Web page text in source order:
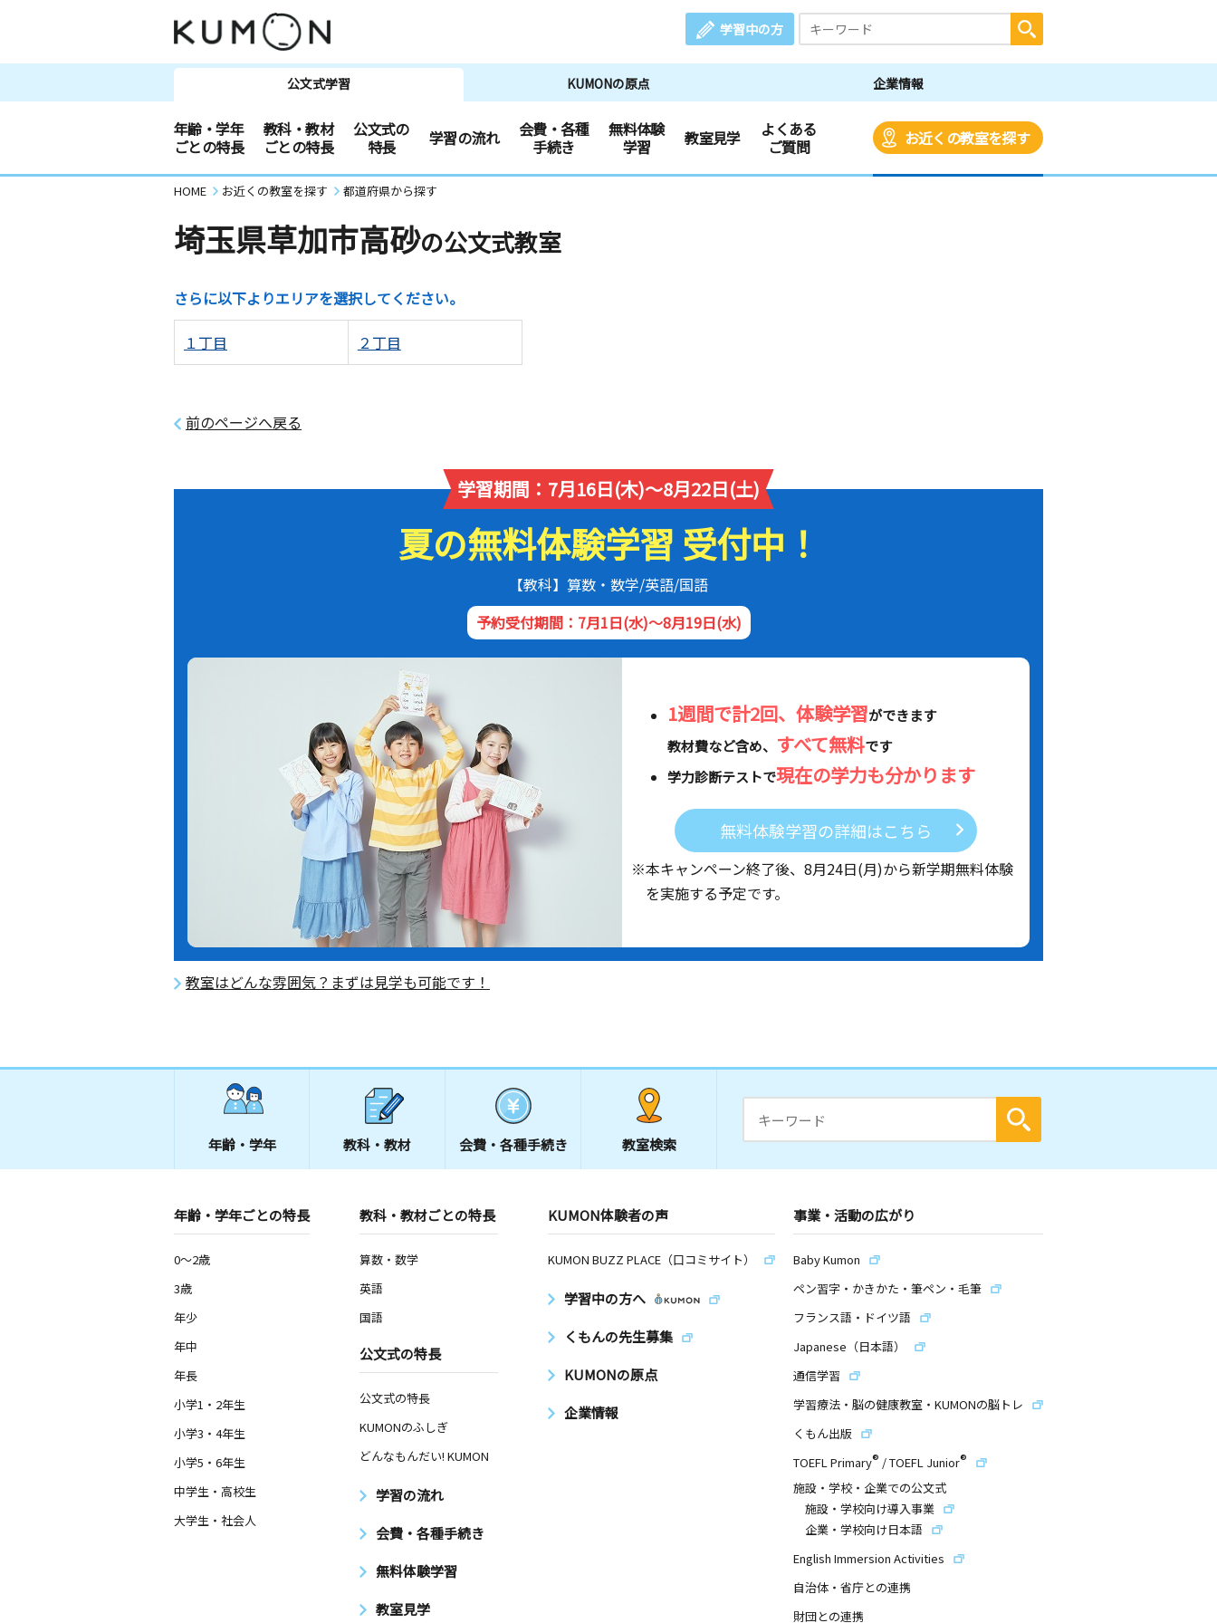
学習中の方
公文式学習 KUMONの原点 企業情報
年齢・学年
ごとの特長
教科・教材
ごとの特長
公文式の
特長
学習の流れ
会費・各種
手続き
無料体験
学習
教室見学
よくある
ご質問
お近くの教室を探す
HOME お近くの教室を探す 都道府県から探す
埼玉県草加市高砂の公文式教室
さらに以下よりエリアを選択してください。
１丁目 ２丁目
前のページへ戻る
学習期間：7月16日(木)～8月22日(土)
夏の無料体験学習 受付中！
【教科】算数・数学/英語/国語
予約受付期間：7月1日(水)～8月19日(水)
1週間で計2回、体験学習ができます
教材費など含め、 すべて無料です
学力診断テストで現在の学力も分かります
無料体験学習の詳細はこちら
※本キャンペーン終了後、 8月24日(月)から新学期無料体験
を実施する予定です。
教室はどんな雰囲気？まずは見学も可能です！
年齢・学年 教科・教材 会費・ 各種手続き 教室検索
年齢・学年ごとの特長
0～2歳
3歳
年少
年中
年長
小学1・2年生
小学3・4年生
小学5・6年生
中学生・高校生
大学生・社会人
教科・教材ごとの特長
算数・数学
英語
国語
公文式の特長
公文式の特長
KUMONのふしぎ
どんなもんだい! KUMON
学習の流れ
会費・各種手続き
無料体験学習
教室見学
KUMON体験者の声
KUMON BUZZ PLACE（口コミサイト）
学習中の方へ
くもんの先生募集
KUMONの原点
企業情報
事業・活動の広がり
Baby Kumon
ペン習字・かきかた・筆ペン・毛筆
フランス語・ドイツ語
Japanese（日本語）
通信学習
学習療法・脳の健康教室・KUMONの脳トレ
くもん出版
TOEFL Primary® /TOEFL Junior®
施設・学校・企業での公文式
施設・学校向け導入事業
企業・学校向け日本語
English Immersion Activities
自治体・省庁との連携
財団との連携